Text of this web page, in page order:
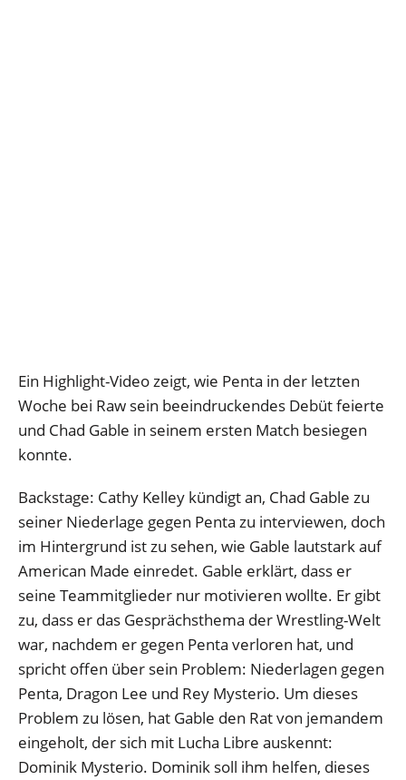
Ein Highlight-Video zeigt, wie Penta in der letzten
Woche bei Raw sein beeindruckendes Debüt feierte
und Chad Gable in seinem ersten Match besiegen
konnte.
Backstage: Cathy Kelley kündigt an, Chad Gable zu
seiner Niederlage gegen Penta zu interviewen, doch
im Hintergrund ist zu sehen, wie Gable lautstark auf
American Made einredet. Gable erklärt, dass er
seine Teammitglieder nur motivieren wollte. Er gibt
zu, dass er das Gesprächsthema der Wrestling-Welt
war, nachdem er gegen Penta verloren hat, und
spricht offen über sein Problem: Niederlagen gegen
Penta, Dragon Lee und Rey Mysterio. Um dieses
Problem zu lösen, hat Gable den Rat von jemandem
eingeholt, der sich mit Lucha Libre auskennt:
Dominik Mysterio. Dominik soll ihm helfen, dieses